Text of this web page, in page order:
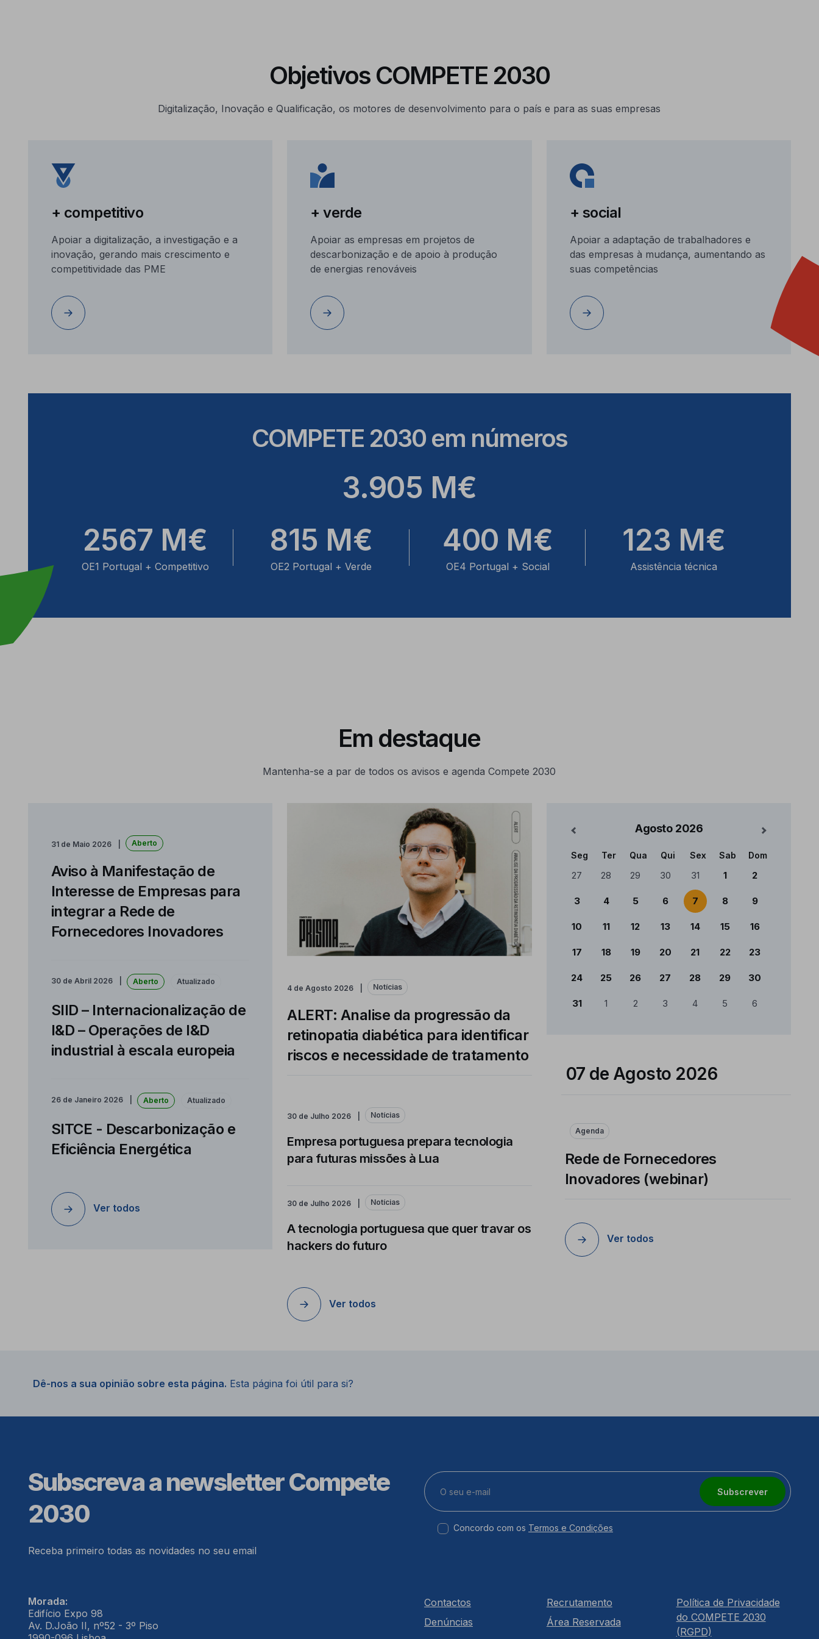
Objetivos COMPETE 2030
Digitalização, Inovação e Qualificação, os motores de desenvolvimento para o país e para as suas empresas
+ competitivo
Apoiar a digitalização, a investigação e a
inovação, gerando mais crescimento e
competitividade das PME
+ verde
Apoiar as empresas em projetos de
descarbonização e de apoio à produção
de energias renováveis
+ social
Apoiar a adaptação de trabalhadores e
das empresas à mudança, aumentando as
suas competências
COMPETE 2030 em números
3.905 M€
2567 M€
OE1 Portugal + Competitivo
815 M€
OE2 Portugal + Verde
400 M€
OE4 Portugal + Social
123 M€
Assistência técnica
Em destaque
Mantenha-se a par de todos os avisos e agenda Compete 2030
31 de Maio 2026 Aberto
Aviso à Manifestação de
Interesse de Empresas para
integrar a Rede de
Fornecedores Inovadores
30 de Abril 2026 Aberto Atualizado
SIID – Internacionalização de
I&D – Operações de I&D
industrial à escala europeia
26 de Janeiro 2026 Aberto Atualizado
SITCE - Descarbonização e
Eficiência Energética
Ver todos
4 de Agosto 2026 Notícias
ALERT: Analise da progressão da
retinopatia diabética para identificar
riscos e necessidade de tratamento
30 de Julho 2026 Notícias
Empresa portuguesa prepara tecnologia
para futuras missões à Lua
30 de Julho 2026 Notícias
A tecnologia portuguesa que quer travar os
hackers do futuro
Ver todos
Agosto 2026
Mês Anterior Mês
Calendário
Seg Ter Qua Qui Sex Sab Dom
27 28 29 30 31 1 2
3 4 5 6 7 8 9
10 11 12 13 14 15 16
17 18 19 20 21 22 23
24 25 26 27 28 29 30
31 1 2 3 4 5 6
07 de Agosto 2026
Agenda
Rede de Fornecedores
Inovadores (webinar)
Ver todos
Dê-nos a sua opinião sobre esta página. Esta página foi útil para si?
Subscreva a newsletter Compete
2030
Receba primeiro todas as novidades no seu email
Subscrever
Concordo com os Termos e Condições
Morada:
Edifício Expo 98
Av. D.João II, nº52 - 3º Piso
Contactos
Denúncias
Recrutamento
Área Reservada
Política de Privacidade
do COMPETE 2030
(RGPD)